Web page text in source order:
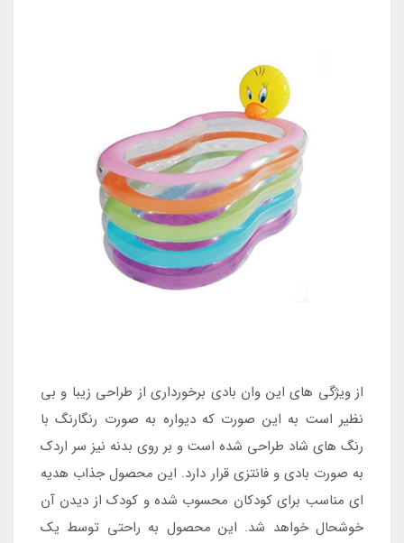
از ویژگی های این وان بادی برخورداری از طراحی زیبا و بی
نظیر است به این صورت که دیواره به صورت رنگارنگ با
رنگ های شاد طراحی شده است و بر روی بدنه نیز سر اردک
به صورت بادی و فانتزی قرار دارد. این محصول جذاب هدیه
ای مناسب برای کودکان محسوب شده و کودک از دیدن آن
خوشحال خواهد شد. این محصول به راحتی توسط یک